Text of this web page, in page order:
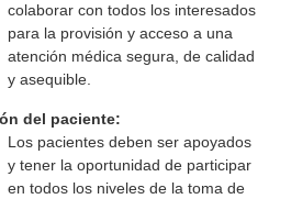
colaborar con todos los interesados
para la provisión y acceso a una
atención médica segura, de calidad
y asequible.
del paciente:
Los pacientes deben ser apoyados
y tener la oportunidad de participar
en todos los niveles de la toma de